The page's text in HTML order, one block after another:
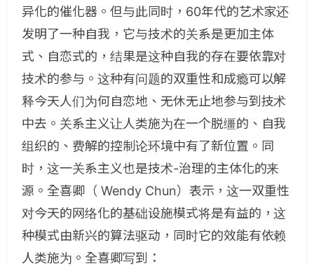
异化的催化器。但与此同时，60年代的艺术家还
发明了一种自我，它与技术的关系是更加主体
式、自恋式的，结果是这种自我的存在要依靠对
技术的参与。这种有问题的双重性和成瘾可以解
释今天人们为何自恋地、无休无止地参与到技术
中去。关系主义让人类施为在一个脱缰的、自我
组织的、费解的控制论环境中有了新位置。同
时，这一关系主义也是技术-治理的主体化的来
源。全喜卿（ Wendy Chun）表示，这一双重性
对今天的网络化的基础设施模式将是有益的，这
种模式由新兴的算法驱动，同时它的效能有依赖
人类施为。全喜卿写到：